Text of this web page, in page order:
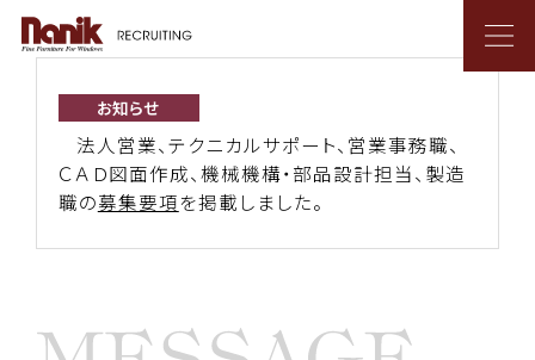
る
お知らせ
法人営業、テクニカルサポート、営業事務職、
ＣＡＤ図面作成、機械機構・部品設計担当、製造
職の募集要項を掲載しました。